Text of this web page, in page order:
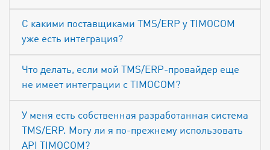
С какими поставщиками TMS/ERP у TIMOCOM
уже есть интеграция?
Что делать, если мой TMS/ERP-провайдер еще
не имеет интеграции с TIMOCOM?
У меня есть собственная разработанная система
TMS/ERP. Могу ли я по-прежнему использовать
API TIMOCOM?